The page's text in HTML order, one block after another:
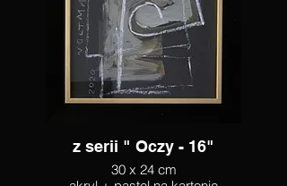
z serii " Oczy - 16"
30 x 24 cm